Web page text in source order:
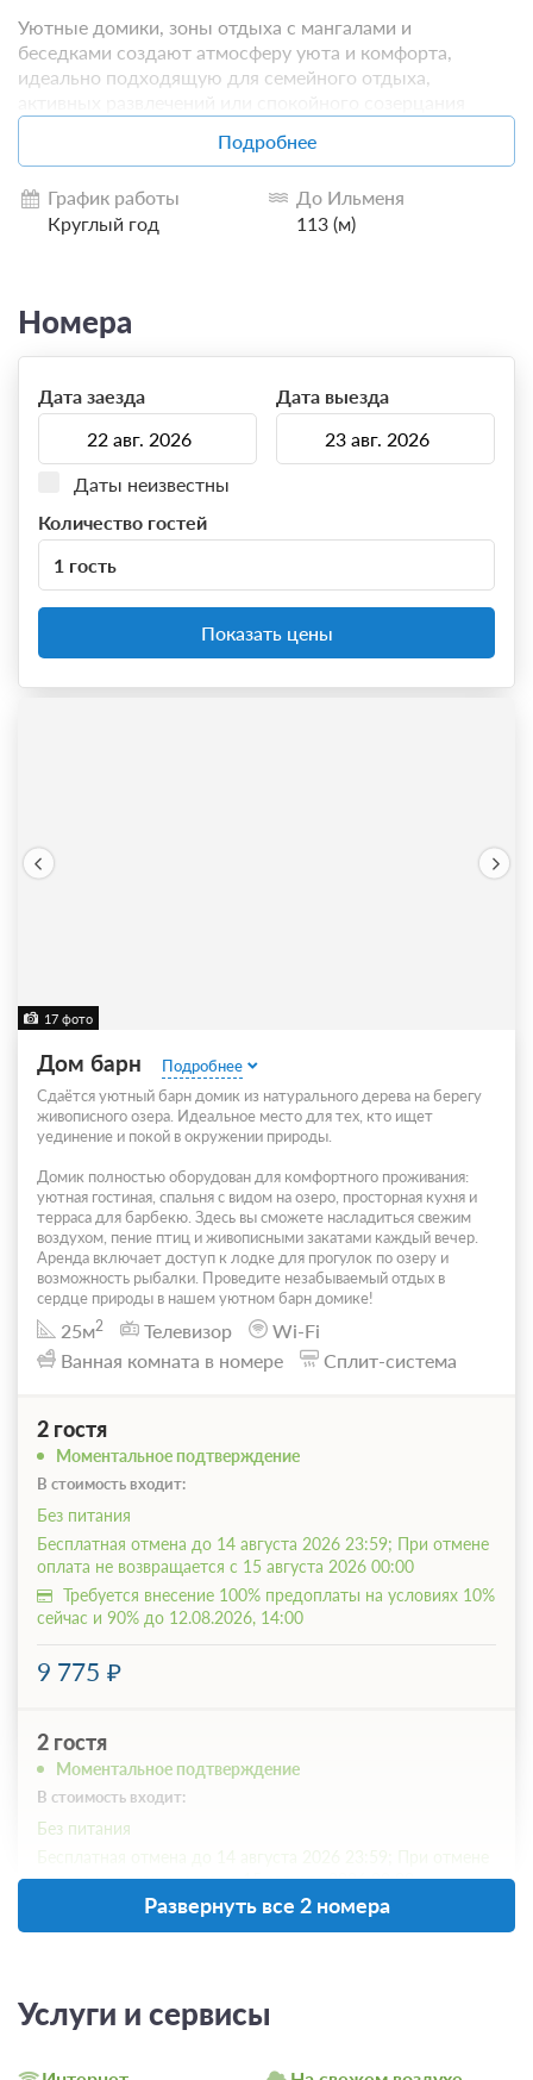
Уютные домики, зоны отдыха с мангалами и
беседками создают атмосферу уюта и комфорта,
идеально подходящую для семейного отдыха,
природы. «Ильмера» — это место, где вы найдете
покой и гармонию, и непременно захотите вернуться
Подробнее
График работы
Круглый год
До Ильменя
113 (м)
Номера
Дата заезда Дата выезда
Даты неизвестны
Количество гостей
1 гость
Показать цены
17 фото
Дом барн
Подробнее
Сдаётся уютный барн домик из натурального дерева на берегу
живописного озера. Идеальное место для тех, кто ищет
уединение и покой в окружении природы.
Домик полностью оборудован для комфортного проживания:
уютная гостиная, спальня с видом на озеро, просторная кухня и
терраса для барбекю. Здесь вы сможете насладиться свежим
воздухом, пение птиц и живописными закатами каждый вечер.
Аренда включает доступ к лодке для прогулок по озеру и
возможность рыбалки. Проведите незабываемый отдых в
сердце природы в нашем уютном барн домике!
25м2 Телевизор
Wi-Fi
Ванная комната в номере
Сплит-система
2 гостя
Моментальное подтверждение
В стоимость входит:
Без питания
Бесплатная отмена до 14 августа 2026 23:59; При отмене
оплата не возвращается с 15 августа 2026 00:00
Требуется внесение 100% предоплаты на условиях 10%
сейчас и 90% до 12.08.2026, 14:00
9 775
2 гостя
Моментальное подтверждение
В стоимость входит:
Без питания
Бесплатная отмена до 14 августа 2026 23:59; При отмене
оплата не возвращается с 15 августа 2026 00:00
Требуется внесение 100% предоплаты на условиях 10%
сейчас и 90% до 12.08.2026, 14:00
Развернуть все 2 номера
Услуги и сервисы